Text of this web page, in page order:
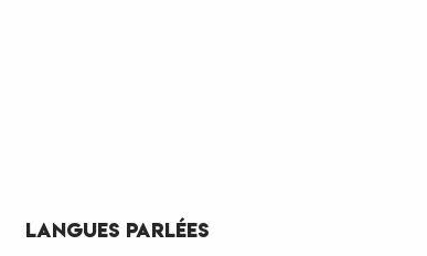
Langues parlées
Langues parlées